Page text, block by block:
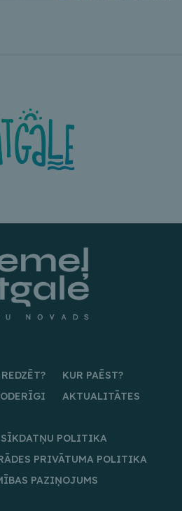
KUR PAĒST?
AKTUALITĀTES
SĪKDATŅU POLITIKA
PRIVĀTUMA POLITIKA
PAZIŅOJUMS